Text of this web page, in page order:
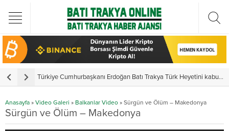
Türkiye Cumhurbaşkanı Erdoğan Batı Trakya Türk Heyetini kabul etti
Anasayfa » Video Galeri » Balkanlar Video » Sürgün ve Ölüm – Makedonya
Sürgün ve Ölüm – Makedonya